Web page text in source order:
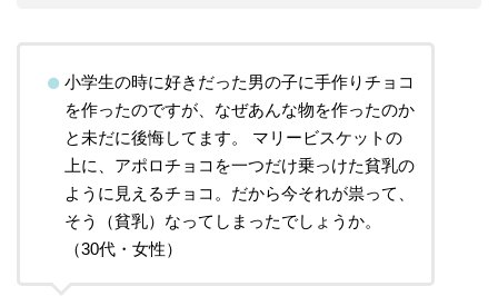
小学生の時に好きだった男の子に手作りチョコ
を作ったのですが、なぜあんな物を作ったのか
と未だに後悔してます。 マリービスケットの
上に、アポロチョコを一つだけ乗っけた貧乳の
ように見えるチョコ。だから今それが祟って、
そう（貧乳）なってしまったでしょうか。
（30代・女性）